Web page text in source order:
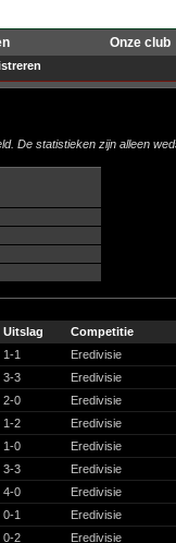
Onze club
De statistieken zijn alleen
Uitslag
Competitie
1-1
Eredivisie
3-3
Eredivisie
2-0
Eredivisie
1-2
Eredivisie
1-0
Eredivisie
3-3
Eredivisie
4-0
Eredivisie
0-1
Eredivisie
0-2
Eredivisie